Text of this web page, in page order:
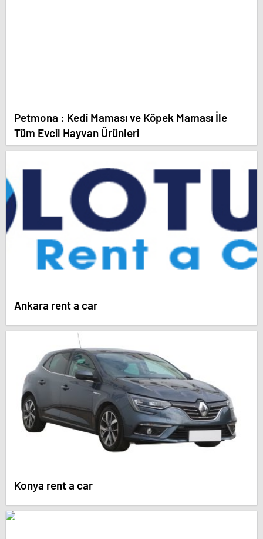
Petmona : Kedi Maması ve Köpek Maması İle
Tüm Evcil Hayvan Ürünleri
Ankara rent a car
Konya rent a car